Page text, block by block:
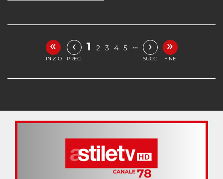
«
INIZIO
‹
PREC.
1 2 3 4 5 … ›
SUCC.
»
FINE